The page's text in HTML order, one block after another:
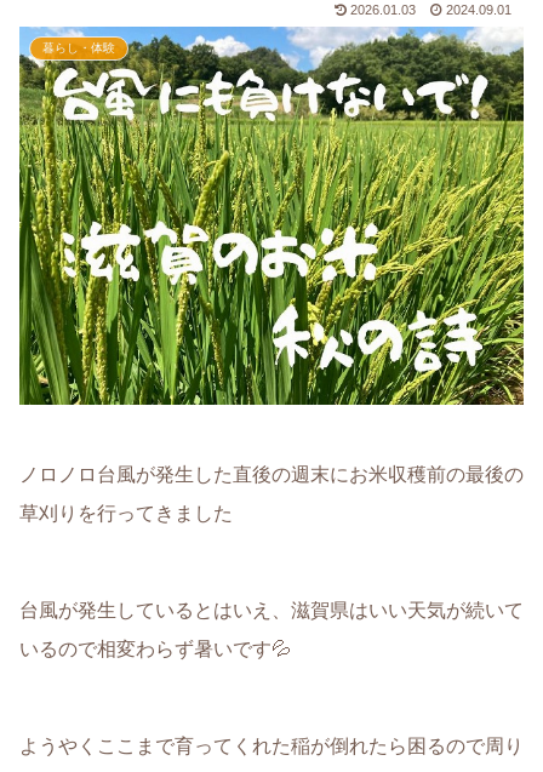
2026.01.03 2024.09.01
暮らし・体験
ノロノロ台風が発生した直後の週末にお米収穫前の最後の
草刈りを行ってきました
台風が発生しているとはいえ、滋賀県はいい天気が続いて
いるので相変わらず暑いです💦
ようやくここまで育ってくれた稲が倒れたら困るので周り